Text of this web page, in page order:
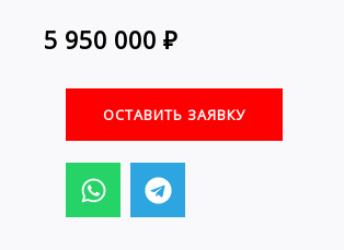
5 950 000 ₽
ОСТАВИТЬ ЗАЯВКУ
W
h
a
T
e
l